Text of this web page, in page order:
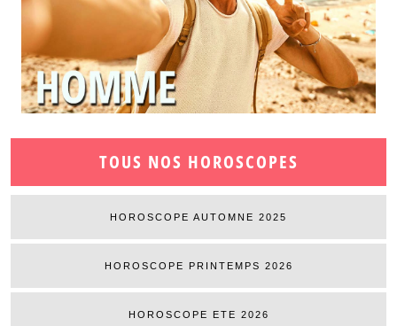
TOUS NOS HOROSCOPES
HOROSCOPE AUTOMNE 2025
HOROSCOPE PRINTEMPS 2026
HOROSCOPE ETE 2026